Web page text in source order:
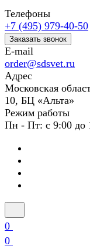
Телефоны
+7 (495) 979-40-50
Заказать звонок
E-mail
order@sdsvet.ru
Адрес
Московская
10, БЦ «Альта»
Режим работы
Пн - Пт: с 9:00 до
0
0